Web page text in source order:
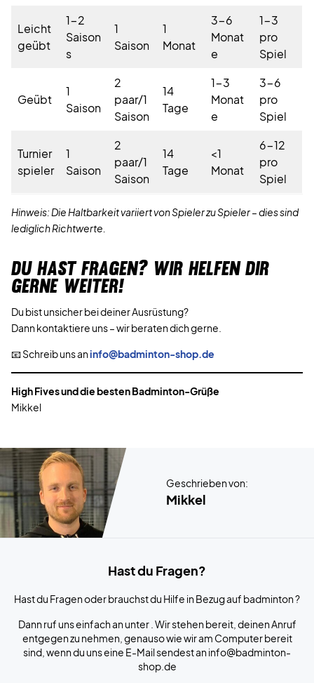
Leicht
geübt
1-2
Saison
s
1
Saison
1
Monat
3-6
Monat
e
1-3
pro
Spiel
Geübt
1
Saison
2
paar/1
Saison
14
Tage
1-3
Monat
e
3-6
pro
Spiel
Turnier
spieler
1
Saison
2
paar/1
Saison
14
Tage
<1
Monat
6-12
pro
Spiel
Hinweis: Die Haltbarkeit variiert von Spieler zu Spieler – dies sind
lediglich Richtwerte.
DU HAST FRAGEN? WIR HELFEN DIR
GERNE WEITER!
Du bist unsicher bei deiner Ausrüstung?
Dann kontaktiere uns – wir beraten dich gerne.
📧 Schreib uns aninfo@badminton-shop.de
High Fives und die besten Badminton-Grüße
Mikkel
Geschrieben von:
Mikkel
Hast du Fragen?
Hast du Fragen oder brauchst du Hilfe in Bezug auf badminton ?
Dann ruf uns einfach an unter . Wir stehen bereit, deinen Anruf
entgegen zu nehmen, genauso wie wir am Computer bereit
sind, wenn du uns eine E-Mail sendest an info@badminton-
shop.de